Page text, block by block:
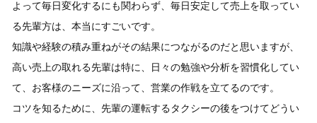
よって毎日変化するにも関わらず、毎日安定して売上を取ってい
る先輩方は、本当にすごいです。
知識や経験の積み重ねがその結果につながるのだと思いますが、
高い売上の取れる先輩は特に、日々の勉強や分析を習慣化してい
て、お客様のニーズに沿って、営業の作戦を立てるのです。
コツを知るために、先輩の運転するタクシーの後をつけてどうい